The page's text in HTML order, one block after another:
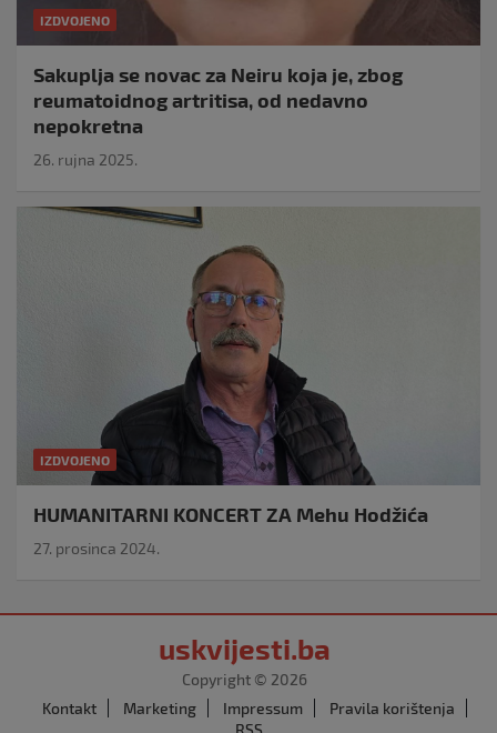
IZDVOJENO
Sakuplja se novac za Neiru koja je, zbog
reumatoidnog artritisa, od nedavno
nepokretna
26. rujna 2025.
IZDVOJENO
HUMANITARNI KONCERT ZA Mehu Hodžića
27. prosinca 2024.
uskvijesti.ba
Copyright © 2026
Kontakt
Marketing Impressum
Pravila korištenja
RSS